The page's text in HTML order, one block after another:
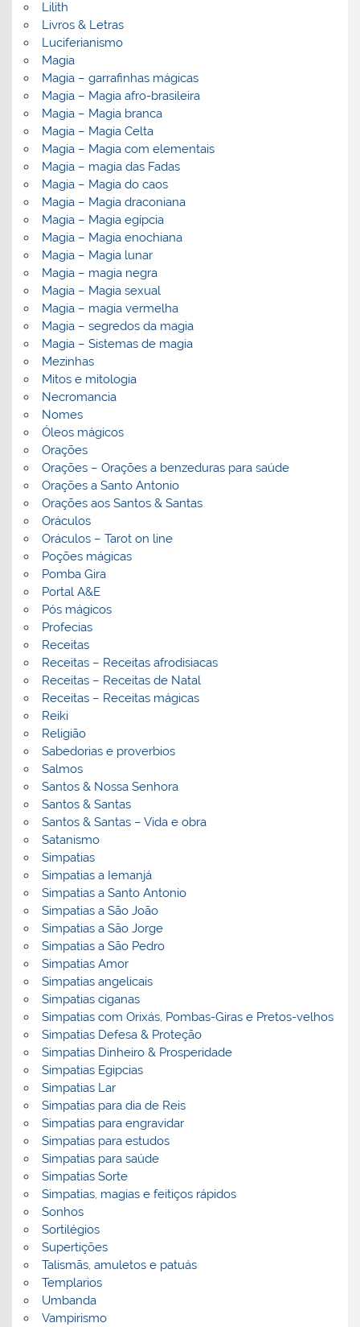
Lilith
Livros & Letras
Luciferianismo
Magia
Magia – garrafinhas mágicas
Magia – Magia afro-brasileira
Magia – Magia branca
Magia – Magia Celta
Magia – Magia com elementais
Magia – magia das Fadas
Magia – Magia do caos
Magia – Magia draconiana
Magia – Magia egípcia
Magia – Magia enochiana
Magia – Magia lunar
Magia – magia negra
Magia – Magia sexual
Magia – magia vermelha
Magia – segredos da magia
Magia – Sistemas de magia
Mezinhas
Mitos e mitologia
Necromancia
Nomes
Óleos mágicos
Orações
Orações – Orações a benzeduras para saúde
Orações a Santo Antonio
Orações aos Santos & Santas
Oráculos
Oráculos – Tarot on line
Poções mágicas
Pomba Gira
Portal A&E
Pós mágicos
Profecias
Receitas
Receitas – Receitas afrodisiacas
Receitas – Receitas de Natal
Receitas – Receitas mágicas
Reiki
Religião
Sabedorias e proverbios
Salmos
Santos & Nossa Senhora
Santos & Santas
Santos & Santas – Vida e obra
Satanismo
Simpatias
Simpatias a Iemanjá
Simpatias a Santo Antonio
Simpatias a São João
Simpatias a São Jorge
Simpatias a São Pedro
Simpatias Amor
Simpatias angelicais
Simpatias ciganas
Simpatias com Orixás, Pombas-Giras e Pretos-velhos
Simpatias Defesa & Proteção
Simpatias Dinheiro & Prosperidade
Simpatias Egipcias
Simpatias Lar
Simpatias para dia de Reis
Simpatias para engravidar
Simpatias para estudos
Simpatias para saúde
Simpatias Sorte
Simpatias, magias e feitiços rápidos
Sonhos
Sortilégios
Supertições
Talismãs, amuletos e patuás
Templarios
Umbanda
Vampirismo